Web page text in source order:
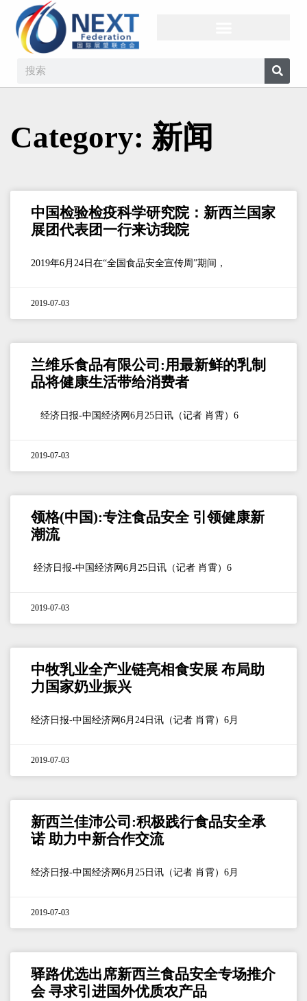
Category: 新闻
中国检验检疫科学研究院：新西兰国家
展团代表团一行来访我院
2019年6月24日在“全国食品安全宣传周”期间，
2019-07-03
兰维乐食品有限公司:用最新鲜的乳制
品将健康生活带给消费者
经济日报-中国经济网6月25日讯（记者 肖霄）6
2019-07-03
领格(中国):专注食品安全 引领健康新
潮流
经济日报-中国经济网6月25日讯（记者 肖霄）6
2019-07-03
中牧乳业全产业链亮相食安展 布局助
力国家奶业振兴
经济日报-中国经济网6月24日讯（记者 肖霄）6月
2019-07-03
新西兰佳沛公司:积极践行食品安全承
诺 助力中新合作交流
经济日报-中国经济网6月25日讯（记者 肖霄）6月
2019-07-03
驿路优选出席新西兰食品安全专场推介
会 寻求引进国外优质农产品